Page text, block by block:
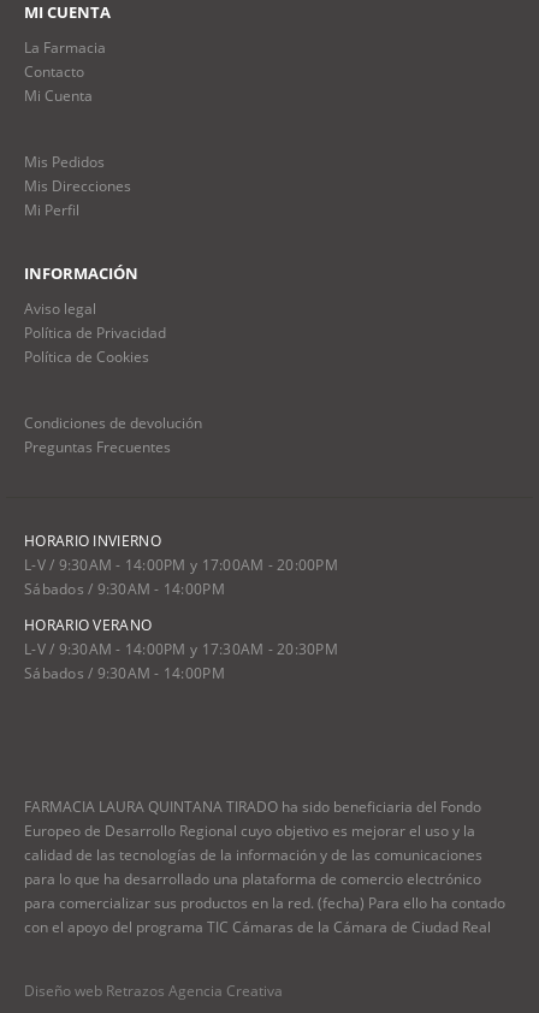
MI CUENTA
La Farmacia
Contacto
Mi Cuenta
Mis Pedidos
Mis Direcciones
Mi Perfil
INFORMACIÓN
Aviso legal
Política de Privacidad
Política de Cookies
Condiciones de devolución
Preguntas Frecuentes
HORARIO INVIERNO
L-V / 9:30AM - 14:00PM y 17:00AM - 20:00PM
Sábados / 9:30AM - 14:00PM
HORARIO VERANO
L-V / 9:30AM - 14:00PM y 17:30AM - 20:30PM
Sábados / 9:30AM - 14:00PM
FARMACIA LAURA QUINTANA TIRADO ha sido beneficiaria del Fondo
Europeo de Desarrollo Regional cuyo objetivo es mejorar el uso y la
calidad de las tecnologías de la información y de las comunicaciones
para lo que ha desarrollado una plataforma de comercio electrónico
para comercializar sus productos en la red. (fecha) Para ello ha contado
con el apoyo del programa TIC Cámaras de la Cámara de Ciudad Real
Diseño web Retrazos Agencia Creativa